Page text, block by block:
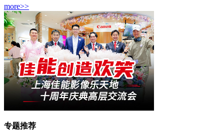
more>>
专题推荐